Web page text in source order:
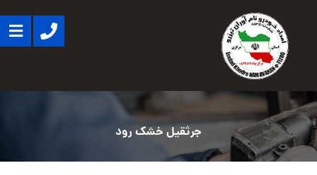
جرثقیل خشک رود